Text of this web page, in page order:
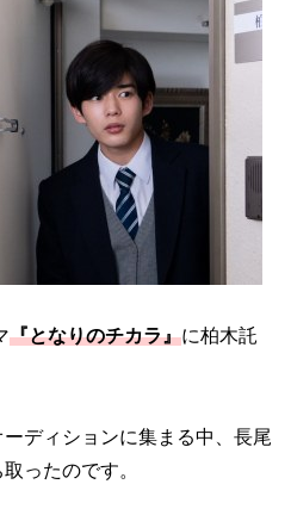
『となりのチカラ』に柏木託
ディションに集まる中、長尾
ったのです。